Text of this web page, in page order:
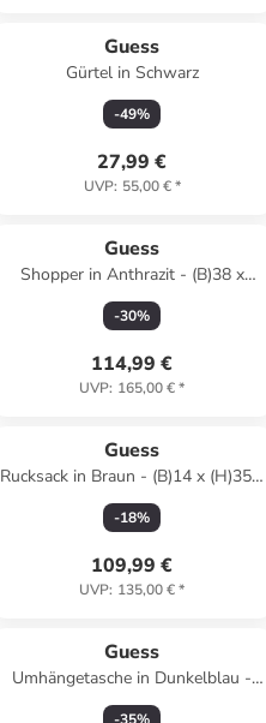
Guess
Gürtel in Schwarz
-49%
27,99 €
UVP: 55,00 €*
Guess
Shopper in Anthrazit - (B)38 x
(H)27 x (T)12 cm
-30%
114,99 €
UVP: 165,00 €*
Guess
Rucksack in Braun - (B)14 x (H)35 x
(T)7 cm
-18%
109,99 €
UVP: 135,00 €*
Guess
Umhängetasche in Dunkelblau -
(B)20 x (H)13 x (T)8 cm